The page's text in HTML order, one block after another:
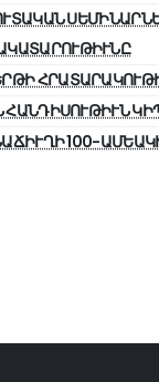
ՀԱՆԴԻՍՈՒԹԻՒՆ
100-